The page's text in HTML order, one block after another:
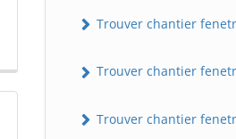
Trouver chantier
Trouver chantier
Trouver chantier